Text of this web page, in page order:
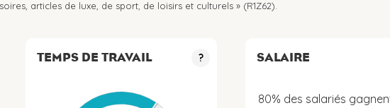
articles de luxe, de sport, de loisirs et culturels » (R1Z62).
TEMPS DE TRAVAIL ? SALAIRE
80% des salariés